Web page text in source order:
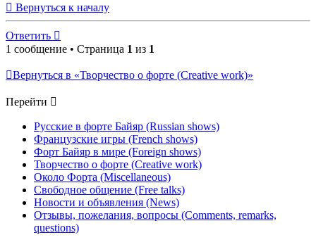
Вернуться к началу
Ответить
1 сообщение • Страница 1 из 1
Вернуться в «Творчество о форте (Creative work)»
Перейти
Русские в форте Байяр (Russian shows)
Французские игры (French shows)
Форт Байяр в мире (Foreign shows)
Творчество о форте (Creative work)
Около Форта (Miscellaneous)
Свободное общение (Free talks)
Новости и объявления (News)
Отзывы, пожелания, вопросы (Comments, remarks,
questions)